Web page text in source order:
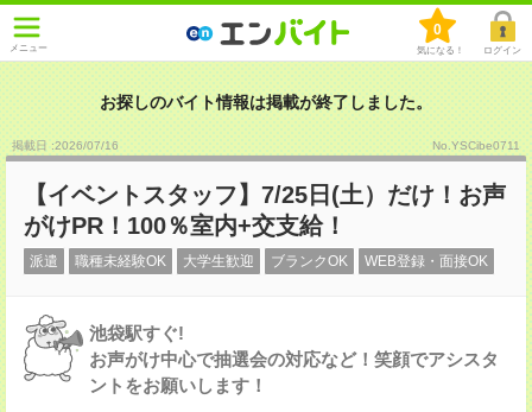
メニュー
0
気になる！ ログイン
お探しのバイト情報は掲載が終了しました。
掲載日 :2026/07/16 No.YSCibe0711
【イベントスタッフ】7/25日(土）だけ！お声
がけPR！100％室内+交支給！
派遣 職種未経験OK 大学生歓迎 ブランクOK WEB登録・面接OK
池袋駅すぐ!
お声がけ中心で抽選会の対応など！笑顔でアシスタ
ントをお願いします！